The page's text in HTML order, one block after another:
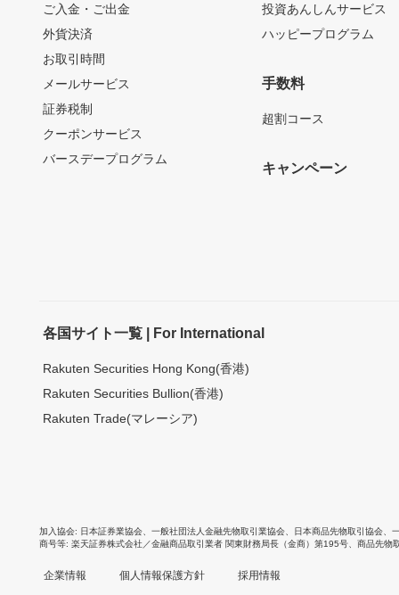
ご入金・ご出金
外貨決済
お取引時間
メールサービス
証券税制
クーポンサービス
バースデープログラム
投資あんしんサービス
ハッピープログラム
手数料
超割コース
キャンペーン
各国サイト一覧 | For International
Rakuten Securities Hong Kong(香港)
Rakuten Securities Bullion(香港)
Rakuten Trade(マレーシア)
加入協会 日本証券業協会 一般社団法人金融先物取引業協会 日本商品先物取引協会
商号等 楽天証券株式会社／金融商品取引業者 関東財務局長（金商）第195号、商品先物
企業情報 個人情報保護方針 採用情報